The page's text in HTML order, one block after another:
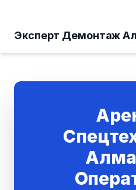
содержимому
Эксперт Демонтаж